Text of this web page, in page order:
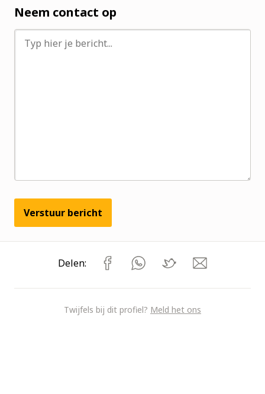
Neem contact op
Verstuur bericht
Delen:
Twijfels bij dit profiel? Meld het ons